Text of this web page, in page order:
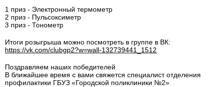
1 приз - Электронный термометр
2 приз - Пульсоксиметр
3 приз - Тонометр
Итоги розыгрыша можно посмотреть в группе в ВК:
https://vk.com/clubgp2?w=wall-132739441_1512
Поздравляем наших победителей
В ближайшее время с вами свяжется специалист отделения
профилактики ГБУЗ «Городской поликлиники №2»